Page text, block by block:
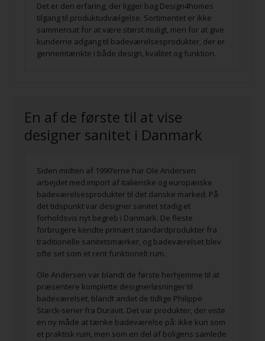
Det er den erfaring, der ligger bag Design4homes
tilgang til produktudvælgelse. Sortimentet er ikke
sammensat for at være størst muligt, men for at give
kunderne adgang til badeværelsesprodukter, der er
gennemtænkte i både design, kvalitet og funktion.
En af de første til at vise
designer sanitet i Danmark
Siden midten af 1990’erne har Ole Andersen
arbejdet med import af italienske og europæiske
badeværelsesprodukter til det danske marked. På
det tidspunkt var designer sanitet stadig et
forholdsvis nyt begreb i Danmark. De fleste
forbrugere kendte primært standardprodukter fra
traditionelle sanitetsmærker, og badeværelset blev
ofte set som et rent funktionelt rum.
Ole Andersen var blandt de første herhjemme til at
præsentere komplette designerløsninger til
badeværelset, blandt andet de tidlige Philippe
Starck-serier fra Duravit. Det var produkter, der viste
en ny måde at tænke badeværelse på: ikke kun som
et praktisk rum, men som en del af boligens samlede